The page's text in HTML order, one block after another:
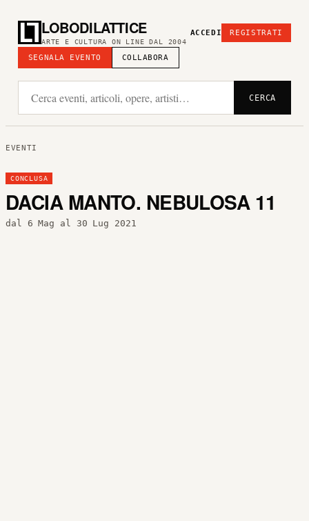
LOBODILATTICE
ARTE E CULTURA ON LINE DAL 2004
SEGNALA EVENTO COLLABORA
ACCEDI REGISTRATI
CERCA
EVENTI
CONCLUSA
DACIA MANTO. NEBULOSA 11
dal 6 Mag al 30 Lug 2021